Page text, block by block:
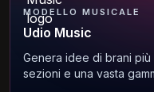
MODELLO MUSICALE
Udio Music
Genera idee di brani
sezioni e una vasta